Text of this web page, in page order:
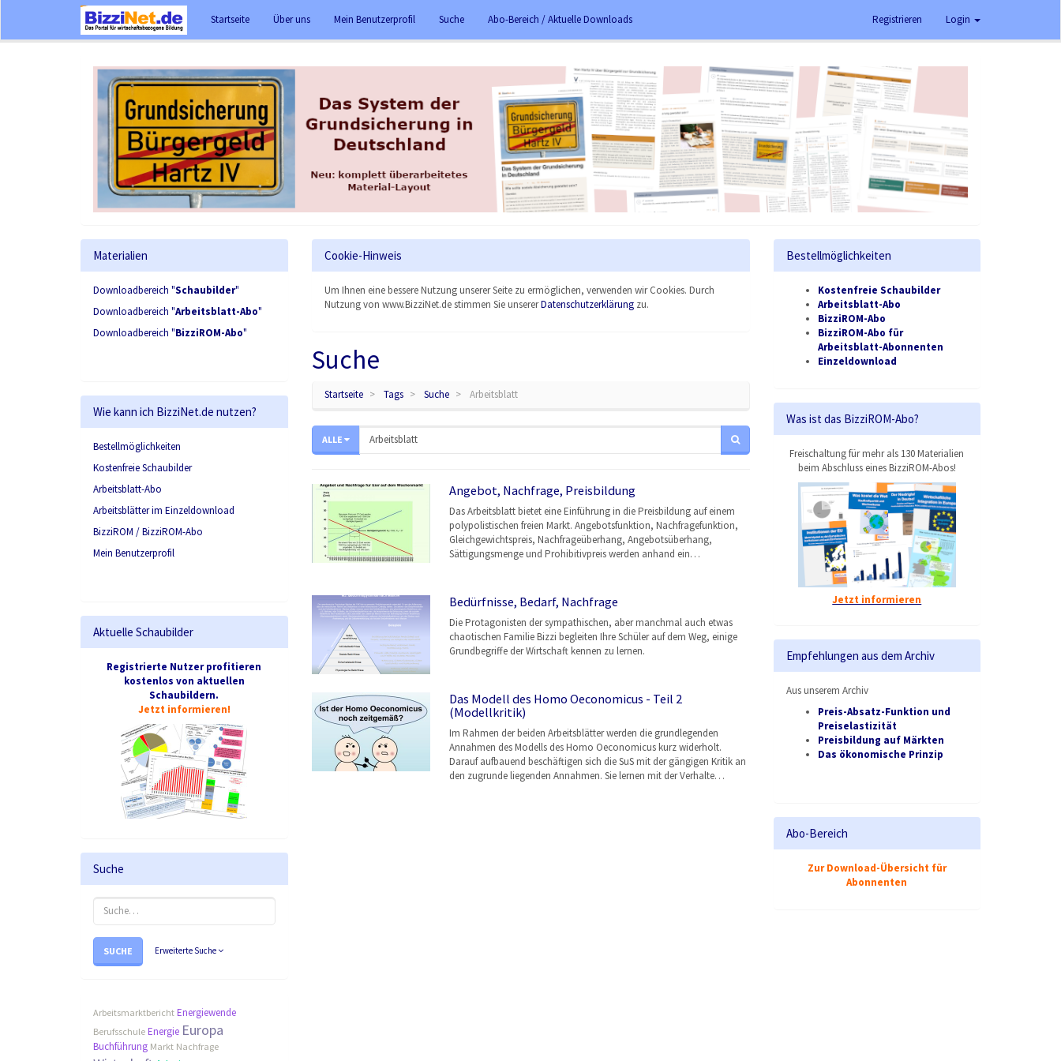
Startseite Über uns Mein Benutzerprofil Suche Abo-Bereich / Aktuelle Downloads Registrieren Login
Materialien
Downloadbereich "Schaubilder"
Downloadbereich "Arbeitsblatt-Abo"
Downloadbereich "BizziROM-Abo"
Wie kann ich BizziNet.de nutzen?
Bestellmöglichkeiten
Kostenfreie Schaubilder
Arbeitsblatt-Abo
Arbeitsblätter im Einzeldownload
BizziROM / BizziROM-Abo
Mein Benutzerprofil
Aktuelle Schaubilder
Registrierte Nutzer profitieren
kostenlos von aktuellen
Schaubildern.
Jetzt informieren!
Suche
SUCHE Erweiterte Suche
Arbeitsmarktbericht Energiewende
Berufsschule Energie Europa
Buchführung Markt Nachfrage
Cookie-Hinweis
Um Ihnen eine bessere Nutzung unserer Seite zu ermöglichen, verwenden wir Cookies. Durch
Nutzung von www.BizziNet.de stimmen Sie unsererDatenschutzerklärungzu.
Suche
Startseite Tags Suche Arbeitsblatt
ALLE
Angebot, Nachfrage, Preisbildung
Das Arbeitsblatt bietet eine Einführung in die Preisbildung auf einem
polypolistischen freien Markt. Angebotsfunktion, Nachfragefunktion,
Gleichgewichtspreis, Nachfrageüberhang, Angebotsüberhang,
Sättigungsmenge und Prohibitivpreis werden anhand ein…
Bedürfnisse, Bedarf, Nachfrage
Die Protagonisten der sympathischen, aber manchmal auch etwas
chaotischen Familie Bizzi begleiten Ihre Schüler auf dem Weg, einige
Grundbegriffe der Wirtschaft kennen zu lernen.
Das Modell des Homo Oeconomicus - Teil 2
(Modellkritik)
Im Rahmen der beiden Arbeitsblätter werden die grundlegenden
Annahmen des Modells des Homo Oeconomicus kurz widerholt.
Darauf aufbauend beschäftigen sich die SuS mit der gängigen Kritik an
den zugrunde liegenden Annahmen. Sie lernen mit der Verhalte…
Bestellmöglichkeiten
Kostenfreie Schaubilder
Arbeitsblatt-Abo
BizziROM-Abo
BizziROM-Abo für
Arbeitsblatt-Abonnenten
Einzeldownload
Was ist das BizziROM-Abo?
Freischaltung für mehr als 130 Materialien
beim Abschluss eines BizziROM-Abos!
Jetzt informieren
Empfehlungen aus dem Archiv
Aus unserem Archiv
Preis-Absatz-Funktion und
Preiselastizität
Preisbildung auf Märkten
Das ökonomische Prinzip
Abo-Bereich
Zur Download-Übersicht für
Abonnenten